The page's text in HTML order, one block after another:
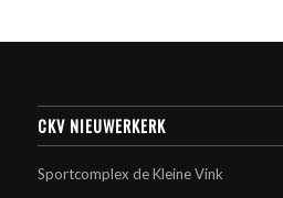
CKV NIEUWERKERK
Sportcomplex de Kleine Vink